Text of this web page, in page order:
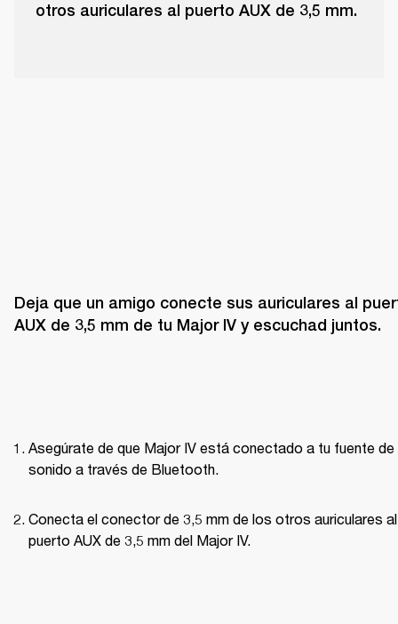
otros auriculares al puerto AUX de 3,5 mm.
Deja que un amigo conecte sus auriculares al
AUX de 3,5 mm de tu Major IV y escuchad juntos.
Asegúrate de que Major IV está conectado a tu fuente de
sonido a través de Bluetooth.
Conecta el conector de 3,5 mm de los otros auriculares al
puerto AUX de 3,5 mm del Major IV.